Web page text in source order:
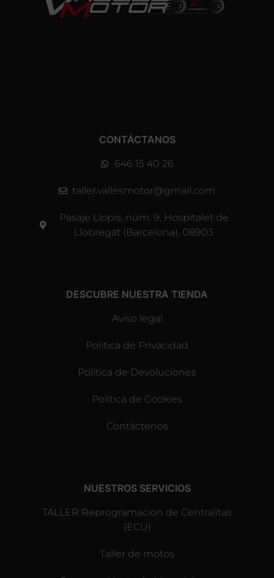
CONTÁCTANOS
646 15 40 26
taller.vallesmotor@gmail.com
Pasaje Llopis, núm. 9, Hospitalet de
Llobregat (Barcelona), 08903
DESCUBRE NUESTRA TIENDA
Aviso legal
Política de Privacidad
Política de Devoluciones
Política de Cookies
Contáctenos
NUESTROS SERVICIOS
TALLER Reprogramación de Centralitas
(ECU)
Taller de motos